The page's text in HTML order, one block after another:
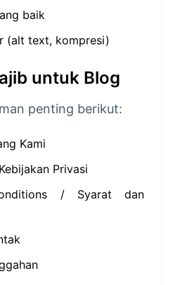
baik
(alt text, kompresi)
untuk Blog
penting berikut:
Kami
Privasi
/ Syarat dan